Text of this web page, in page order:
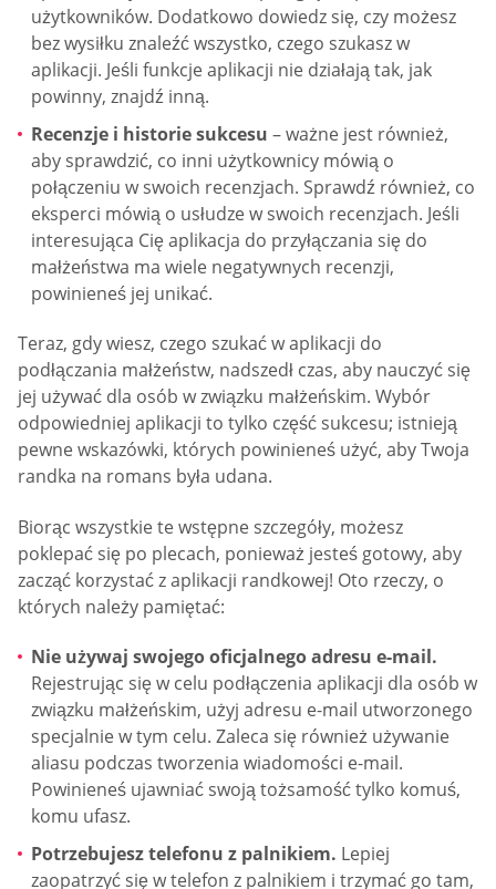
użytkowników. Dodatkowo dowiedz się, czy możesz
bez wysiłku znaleźć wszystko, czego szukasz w
aplikacji. Jeśli funkcje aplikacji nie działają tak, jak
powinny, znajdź inną.
Recenzje i historie sukcesu – ważne jest również,
aby sprawdzić, co inni użytkownicy mówią o
połączeniu w swoich recenzjach. Sprawdź również, co
eksperci mówią o usłudze w swoich recenzjach. Jeśli
interesująca Cię aplikacja do przyłączania się do
małżeństwa ma wiele negatywnych recenzji,
powinieneś jej unikać.
Teraz, gdy wiesz, czego szukać w aplikacji do
podłączania małżeństw, nadszedł czas, aby nauczyć się
jej używać dla osób w związku małżeńskim. Wybór
odpowiedniej aplikacji to tylko część sukcesu; istnieją
pewne wskazówki, których powinieneś użyć, aby Twoja
randka na romans była udana.
Biorąc wszystkie te wstępne szczegóły, możesz
poklepać się po plecach, ponieważ jesteś gotowy, aby
zacząć korzystać z aplikacji randkowej! Oto rzeczy, o
których należy pamiętać:
Nie używaj swojego oficjalnego adresu e-mail.
Rejestrując się w celu podłączenia aplikacji dla osób w
związku małżeńskim, użyj adresu e-mail utworzonego
specjalnie w tym celu. Zaleca się również używanie
aliasu podczas tworzenia wiadomości e-mail.
Powinieneś ujawniać swoją tożsamość tylko komuś,
komu ufasz.
Potrzebujesz telefonu z palnikiem. Lepiej
zaopatrzyć się w telefon z palnikiem i trzymać go tam,